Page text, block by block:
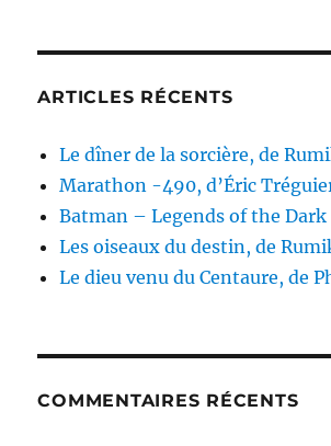
ARTICLES RÉCENTS
Le dîner de la sorcière, de
Marathon -490, d’Éric
Batman – Legends of the
Les oiseaux du destin, de
Le dieu venu du Centaure, de
COMMENTAIRES RÉCENTS